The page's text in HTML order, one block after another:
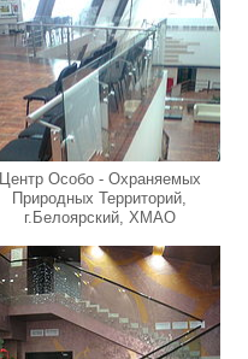
Центр Особо - Охраняемых
Природных Территорий,
г.Белоярский, ХМАО